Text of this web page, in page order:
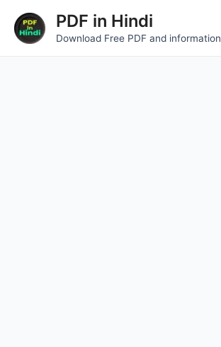
content
PDF in Hindi
Download Free PDF and information